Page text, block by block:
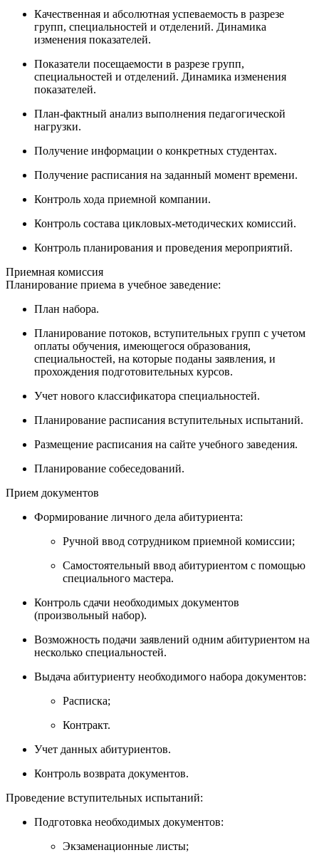
Качественная и абсолютная успеваемость в разрезе
групп, специальностей и отделений. Динамика
изменения показателей.
Показатели посещаемости в разрезе групп,
специальностей и отделений. Динамика изменения
показателей.
План-фактный анализ выполнения педагогической
нагрузки.
Получение информации о конкретных студентах.
Получение расписания на заданный момент времени.
Контроль хода приемной компании.
Контроль состава цикловых-методических комиссий.
Контроль планирования и проведения мероприятий.
Приемная комиссия
Планирование приема в учебное заведение:
План набора.
Планирование потоков, вступительных групп с учетом
оплаты обучения, имеющегося образования,
специальностей, на которые поданы заявления, и
прохождения подготовительных курсов.
Учет нового классификатора специальностей.
Планирование расписания вступительных испытаний.
Размещение расписания на сайте учебного заведения.
Планирование собеседований.
Прием документов
Формирование личного дела абитуриента:
Ручной ввод сотрудником приемной комиссии;
Самостоятельный ввод абитуриентом с помощью
специального мастера.
Контроль сдачи необходимых документов
(произвольный набор).
Возможность подачи заявлений одним абитуриентом на
несколько специальностей.
Выдача абитуриенту необходимого набора документов:
Расписка;
Контракт.
Учет данных абитуриентов.
Контроль возврата документов.
Проведение вступительных испытаний:
Подготовка необходимых документов:
Экзаменационные листы;